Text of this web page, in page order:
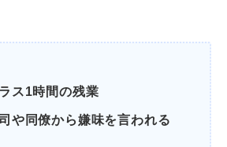
ス1時間の残業
や同僚から嫌味を言われる